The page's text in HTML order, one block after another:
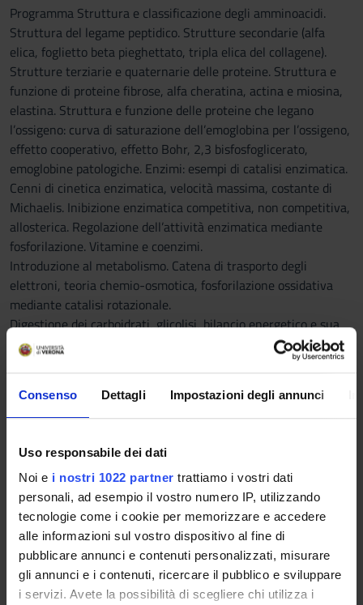
Consenso Dettagli Impostazioni degli annunci
Uso responsabile dei dati
Noi e i nostri 1022 partner trattiamo i vostri dati
personali, ad esempio il vostro numero IP, utilizzando
tecnologie come i cookie per memorizzare e accedere
alle informazioni sul vostro dispositivo al fine di
pubblicare annunci e contenuti personalizzati, misurare
gli annunci e i contenuti, ricercare il pubblico e sviluppare
i servizi. Avete la possibilità di scegliere chi utilizza i
Programma Struttura e classificazione degli amminoacidi.
Struttura del legame peptidico. Strutture secondarie (alfa
elica, foglietto beta pieghettato, tripla elica del collagene).
Strutture terziarie e quaternarie delle proteine. Struttura e
funzione di proteine fibrose, alfa cheratina, actina e miosina,
elastina. Struttura e funzione delle proteine che legano
l’ossigeno: curva di saturazione dell’emoglobina per l’ossigeno,
effetto cooperativo, effetto Bohr, 2,3 bisfosfoglicerato,
emoglobine patologiche. Enzimi: esempi di catalisi enzimatica.
Cenni di cinetica enzimatica, velocità massima, costante di
Michaelis. Inibizione enzimatica competitiva, non competitiva,
allosterica. Regolazione dell’attività enzimatica mediante
fosforilazione. Vitamine e coenzimi.
Introduzione al metabolismo. Catena di trasporto degli
elettroni, teoria chemio-osmotica, fosforilazione ossidativa
mediante catalisi rotazionale.
Digestione dei carboidrati, glicolisi, bilancio energetico e sua
regolazione, fermentazione lattica. Gluconeogenesi, glicogeno
sintesi e glicogeno lisi. Regolazione ormonale della glicemia.
Decarbossilazione ossidativa del piruvato, ciclo dell’acido
Catabolismo dell’etanolo e suoi effetti sul metabolismo
epatico. Ciclo nutrizione/digiuno, disregolazione metabolica in
alcune patologie umane.
Digestione dei lipidi, trasporto dei lipidi nel sangue,
lipoproteine.
Attivazione citosolica degli acidi grassi, trasporto intra
mitocondriale tramite carnitina.
Beta ossidazione degli acidi grassi. Chetogenesi, sintesi di acidi